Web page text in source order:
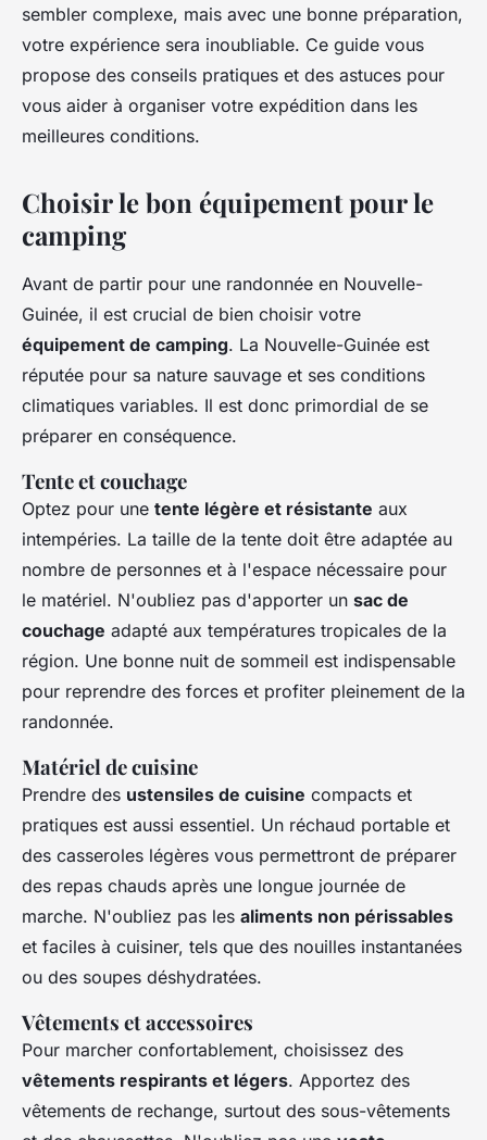
sembler complexe, mais avec une bonne préparation,
votre expérience sera inoubliable. Ce guide vous
propose des conseils pratiques et des astuces pour
vous aider à organiser votre expédition dans les
meilleures conditions.
Choisir le bon équipement pour le
camping
Avant de partir pour une randonnée en Nouvelle-
Guinée, il est crucial de bien choisir votre
équipement de camping. La Nouvelle-Guinée est
réputée pour sa nature sauvage et ses conditions
climatiques variables. Il est donc primordial de se
préparer en conséquence.
Tente et couchage
Optez pour une tente légère et résistante aux
intempéries. La taille de la tente doit être adaptée au
nombre de personnes et à l'espace nécessaire pour
le matériel. N'oubliez pas d'apporter un sac de
couchage adapté aux températures tropicales de la
région. Une bonne nuit de sommeil est indispensable
pour reprendre des forces et profiter pleinement de la
randonnée.
Matériel de cuisine
Prendre des ustensiles de cuisine compacts et
pratiques est aussi essentiel. Un réchaud portable et
des casseroles légères vous permettront de préparer
des repas chauds après une longue journée de
marche. N'oubliez pas les aliments non périssables
et faciles à cuisiner, tels que des nouilles instantanées
ou des soupes déshydratées.
Vêtements et accessoires
Pour marcher confortablement, choisissez des
vêtements respirants et légers. Apportez des
vêtements de rechange, surtout des sous-vêtements